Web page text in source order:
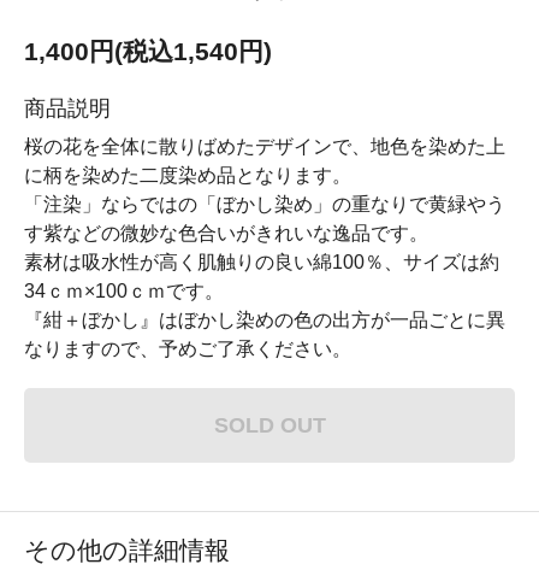
1,400円(税込1,540円)
商品説明
桜の花を全体に散りばめたデザインで、地色を染めた上
に柄を染めた二度染め品となります。
「注染」ならではの「ぼかし染め」の重なりで黄緑やう
す紫などの微妙な色合いがきれいな逸品です。
素材は吸水性が高く肌触りの良い綿100％、サイズは約
34ｃｍ×100ｃｍです。
『紺＋ぼかし』はぼかし染めの色の出方が一品ごとに異
なりますので、予めご了承ください。
SOLD OUT
その他の詳細情報